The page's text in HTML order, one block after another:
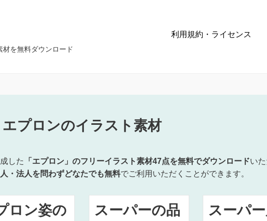
を無料ダウンロード
利用規約・ライセンス
エプロンのイラスト素材
した 「エプロン」のフリーイラスト素材47点を無料でダウンロードい
・法人を問わずどなたでも無料でご利用いただくことができます。
ロン姿の
スーパーの品
スーパ